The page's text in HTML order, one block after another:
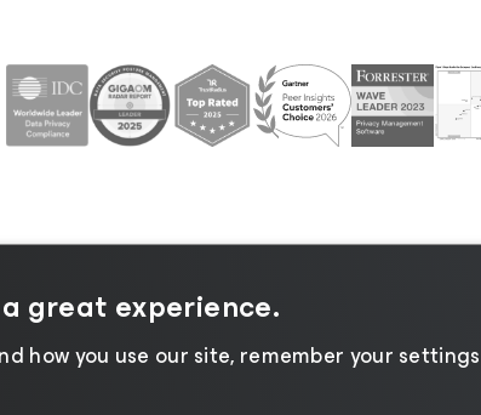
|Politique d’utilisation des cookies
fournisseurs
great experience.
how you use our site, remember your